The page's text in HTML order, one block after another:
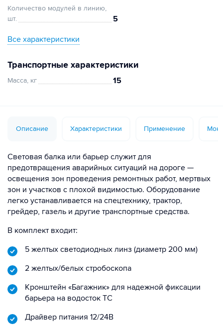
Количество модулей в линию,
шт.
5
Все характеристики
Транспортные характеристики
Масса, кг 15
Описание Характеристики Применение
Световая балка или барьер служит для
предотвращения аварийных ситуаций на дороге —
освещения зон проведения ремонтных работ, мертвых
зон и участков с плохой видимостью. Оборудование
легко устанавливается на спецтехнику, трактор,
грейдер, газель и другие транспортные средства.
В комплект входит:
5 желтых светодиодных линз (диаметр 200 мм)
2 желтых/белых стробоскопа
Кронштейн «Багажник» для надежной фиксации
барьера на водосток ТС
Драйвер питания 12/24В